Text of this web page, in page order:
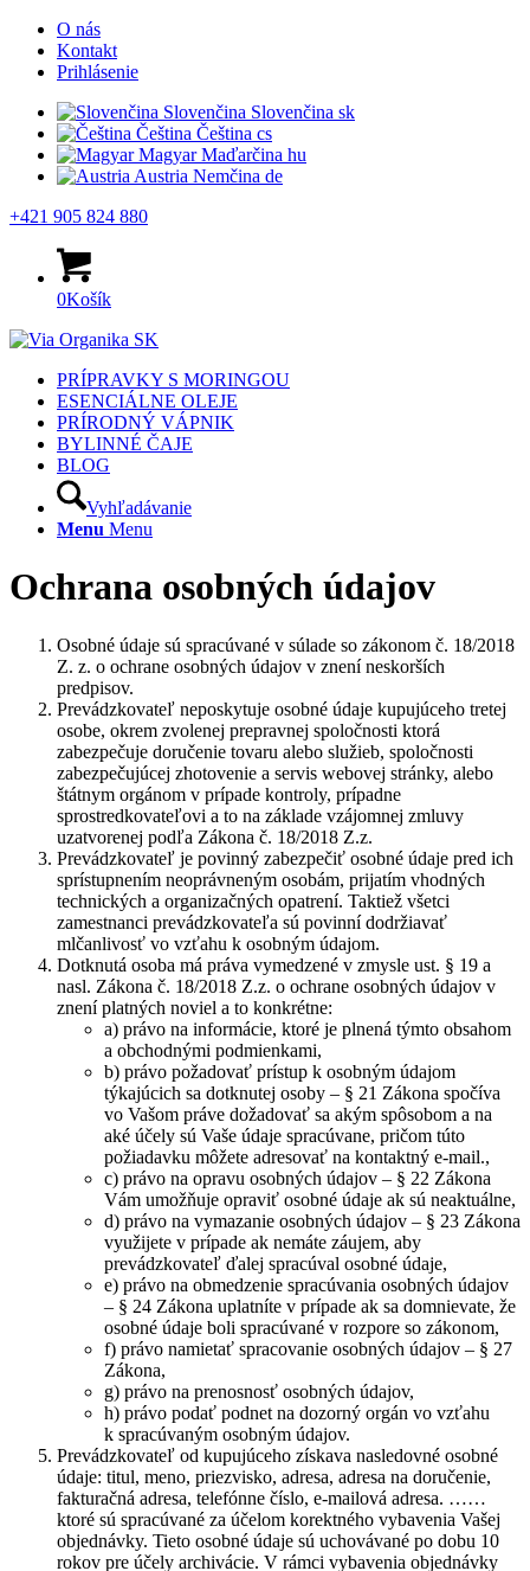
O nás
Kontakt
Prihlásenie
Slovenčina Slovenčina sk
Čeština Čeština cs
Magyar Maďarčina hu
Austria Nemčina de
+421 905 824 880
0Košík
PRÍPRAVKY S MORINGOU
ESENCIÁLNE OLEJE
PRÍRODNÝ VÁPNIK
BYLINNÉ ČAJE
BLOG
Vyhľadávanie
Menu Menu
Ochrana osobných údajov
Osobné údaje sú spracúvané v súlade so zákonom č. 18/2018
Z. z. o ochrane osobných údajov v znení neskorších
predpisov.
Prevádzkovateľ neposkytuje osobné údaje kupujúceho tretej
osobe, okrem zvolenej prepravnej spoločnosti ktorá
zabezpečuje doručenie tovaru alebo služieb, spoločnosti
zabezpečujúcej zhotovenie a servis webovej stránky, alebo
štátnym orgánom v prípade kontroly, prípadne
sprostredkovateľovi a to na základe vzájomnej zmluvy
uzatvorenej podľa Zákona č. 18/2018 Z.z.
Prevádzkovateľ je povinný zabezpečiť osobné údaje pred ich
sprístupnením neoprávneným osobám, prijatím vhodných
technických a organizačných opatrení. Taktiež všetci
zamestnanci prevádzkovateľa sú povinní dodržiavať
mlčanlivosť vo vzťahu k osobným údajom.
Dotknutá osoba má práva vymedzené v zmysle ust. § 19 a
nasl. Zákona č. 18/2018 Z.z. o ochrane osobných údajov v
znení platných noviel a to konkrétne:
a) právo na informácie, ktoré je plnená týmto obsahom
a obchodnými podmienkami,
b) právo požadovať prístup k osobným údajom
týkajúcich sa dotknutej osoby – § 21 Zákona spočíva
vo Vašom práve dožadovať sa akým spôsobom a na
aké účely sú Vaše údaje spracúvane, pričom túto
požiadavku môžete adresovať na kontaktný e-mail.,
c) právo na opravu osobných údajov – § 22 Zákona
Vám umožňuje opraviť osobné údaje ak sú neaktuálne,
d) právo na vymazanie osobných údajov – § 23 Zákona
využijete v prípade ak nemáte záujem, aby
prevádzkovateľ ďalej spracúval osobné údaje,
e) právo na obmedzenie spracúvania osobných údajov
– § 24 Zákona uplatníte v prípade ak sa domnievate, že
osobné údaje boli spracúvané v rozpore so zákonom,
f) právo namietať spracovanie osobných údajov – § 27
Zákona,
g) právo na prenosnosť osobných údajov,
h) právo podať podnet na dozorný orgán vo vzťahu
k spracúvaným osobným údajov.
Prevádzkovateľ od kupujúceho získava nasledovné osobné
údaje: titul, meno, priezvisko, adresa, adresa na doručenie,
fakturačná adresa, telefónne číslo, e-mailová adresa. ……
ktoré sú spracúvané za účelom korektného vybavenia Vašej
objednávky. Tieto osobné údaje sú uchovávané po dobu 10
rokov pre účely archivácie. V rámci vybavenia objednávky